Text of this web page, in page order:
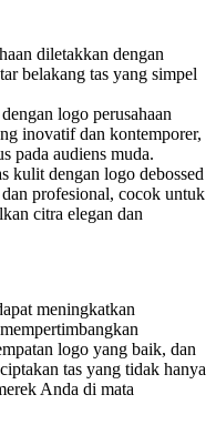
diletakkan dengan
belakang tas yang simpel
logo perusahaan
inovatif dan kontemporer,
pada audiens muda.
kulit dengan logo debossed
profesional, cocok untuk
citra elegan dan
meningkatkan
logo yang baik, dan
tas yang tidak hanya
Anda di mata